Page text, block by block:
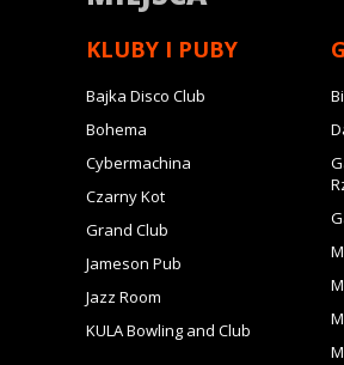
KLUBY I PUBY
Bajka Disco Club
Bohema
Cybermachina
Czarny Kot
Grand Club
Jameson Pub
Jazz Room
KULA Bowling and Club